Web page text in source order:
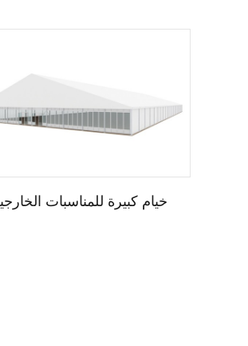
خيام كبيرة للمناسبات